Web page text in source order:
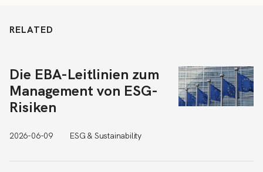
RELATED
Die EBA-Leitlinien zum
Management von ESG-
Risiken
2026-06-09 ESG & Sustainability